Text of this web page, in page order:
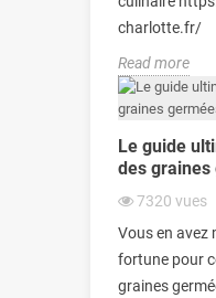
charlotte.fr/
Read more
Le guide
des graines
7320 vues
Vous en avez
fortune pour
graines